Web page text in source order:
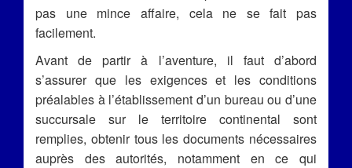
pas une mince affaire, cela ne se fait pas
facilement.
Avant de partir à l’aventure, il faut d’abord
s’assurer que les exigences et les conditions
préalables à l’établissement d’un bureau ou d’une
succursale sur le territoire continental sont
remplies, obtenir tous les documents nécessaires
auprès des autorités, notamment en ce qui